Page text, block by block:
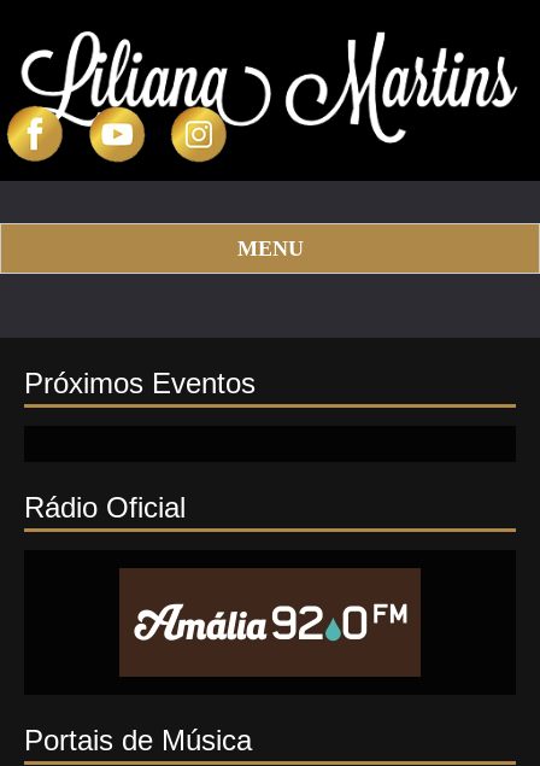
MENU
Próximos Eventos
Rádio Oficial
Portais de Música